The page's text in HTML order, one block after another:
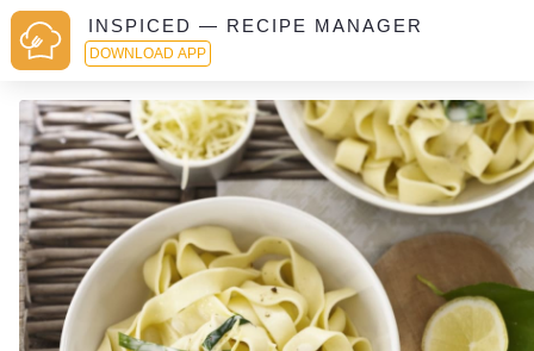
INSPICED — RECIPE MANAGER
DOWNLOAD APP